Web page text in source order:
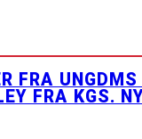
FRA UNGDMS
FRA KGS.